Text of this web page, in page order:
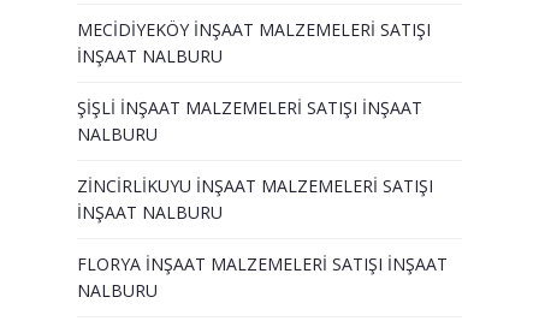
MECİDİYEKÖY İNŞAAT MALZEMELERİ SATIŞI
İNŞAAT NALBURU
ŞİŞLİ İNŞAAT MALZEMELERİ SATIŞI İNŞAAT
NALBURU
ZİNCİRLİKUYU İNŞAAT MALZEMELERİ SATIŞI
İNŞAAT NALBURU
FLORYA İNŞAAT MALZEMELERİ SATIŞI İNŞAAT
NALBURU